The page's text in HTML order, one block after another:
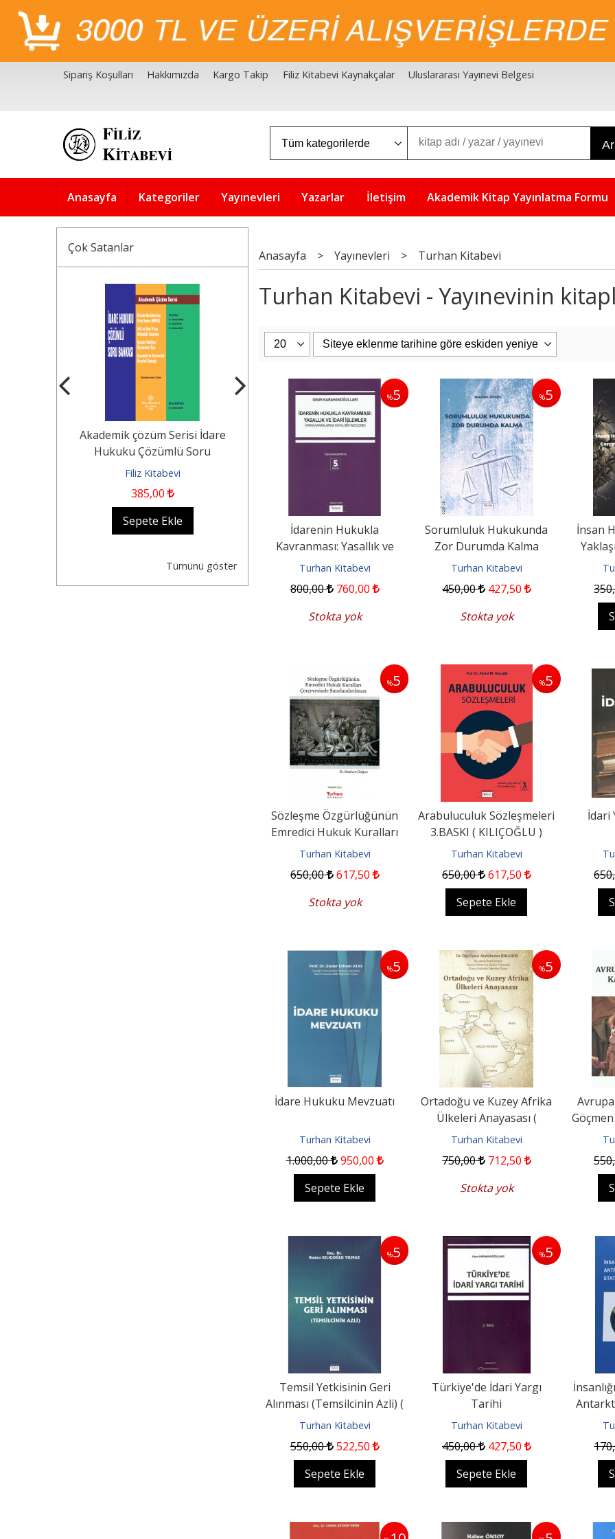
Sipariş Koşulları Hakkımızda Kargo Takip Filiz Kitabevi Kaynakçalar Uluslararası Yayınevi Belgesi
Anasayfa Kategoriler Yayınevleri Yazarlar İletişim Akademik Kitap Yayınlatma Formu
Çok Satanlar
Akademik çözüm Serisi İdare
Hukuku Çözümlü Soru
Bankası Hukuk...
Filiz Kitabevi
385,00
Sepete Ekle
%5
KOCAYUSUFPAŞAOĞLU/HATEMİ/SEROZAN/ARPACI
Borçlar Hukuku Genel Bölüm...
Filiz Kitabevi
Sepete Ekle
5
Eşya Hukuku 26. Baskı
Filiz Kitabevi
2.400,00 2.280,00
Sepete Ekle
Tümünü göster
Anasayfa > Yayınevleri > Turhan Kitabevi
Turhan Kitabevi - Yayınevinin
%5
İdarenin Hukukla
Kavranması: Yasallık ve
İdari İşlemler; Yargı...
Turhan Kitabevi
800,00 760,00
Stokta yok
%5
Sorumluluk Hukukunda
Zor Durumda Kalma
Turhan Kitabevi
450,00 427,50
Stokta yok
İnsan
350
%5
Sözleşme Özgürlüğünün
Emredici Hukuk Kuralları
Çerçevesinde...
Turhan Kitabevi
650,00 617,50
Stokta yok
%5
Arabuluculuk Sözleşmeleri
3.BASKI ( KILIÇOĞLU )
Turhan Kitabevi
650,00 617,50
Sepete Ekle
İdari
650
%5
İdare Hukuku Mevzuatı
Turhan Kitabevi
1.000,00 950,00
Sepete Ekle
%5
Ortadoğu ve Kuzey Afrika
Ülkeleri Anayasası (
İBRAHİM )
Turhan Kitabevi
750,00 712,50
Stokta yok
Avrupa
550
%5
Temsil Yetkisinin Geri
Alınması (Temsilcinin Azli) (
YILMAZ )
Turhan Kitabevi
550,00 522,50
Sepete Ekle
%5
Türkiye'de İdari Yargı
Tarihi
Turhan Kitabevi
450,00 427,50
Sepete Ekle
170